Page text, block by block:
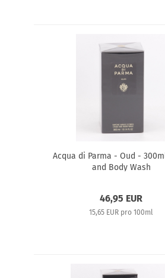
Acqua di Parma - Oud -
and Body Wash
46,95 EUR
15,65 EUR pro 100ml